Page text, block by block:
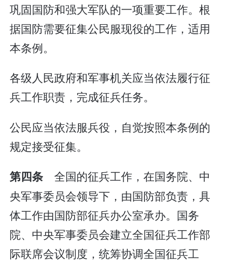
巩固国防和强大军队的一项重要工作。根
据国防需要征集公民服现役的工作，适用
本条例。
各级人民政府和军事机关应当依法履行征
兵工作职责，完成征兵任务。
公民应当依法服兵役，自觉按照本条例的
规定接受征集。
第四条 全国的征兵工作，在国务院、中
央军事委员会领导下，由国防部负责，具
体工作由国防部征兵办公室承办。国务
院、中央军事委员会建立全国征兵工作部
际联席会议制度，统筹协调全国征兵工